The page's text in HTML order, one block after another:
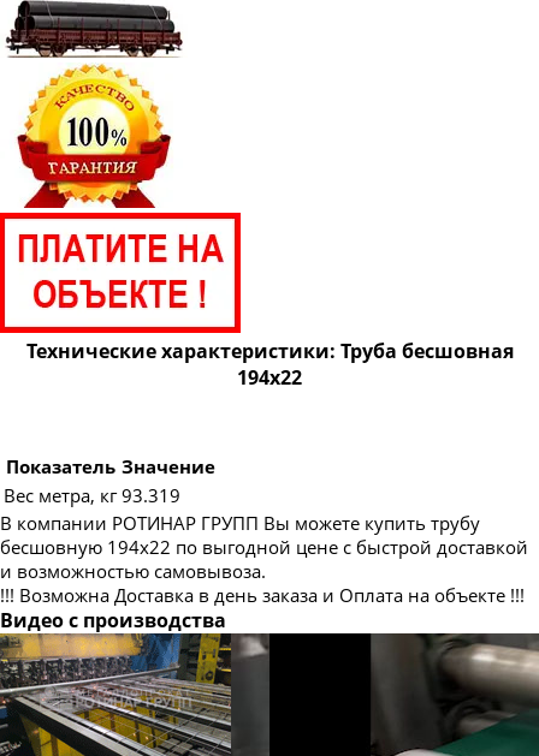
Труба бесшовная 63.5
Труба бесшовная 65
Труба бесшовная 68
Труба бесшовная 70
Труба бесшовная 73
Труба бесшовная 76
Труба бесшовная 83
Труба бесшовная 95
Труба бесшовная 102
Труба бесшовная 121
Труба бесшовная 127
Труба бесшовная 133
Труба бесшовная 140
Труба бесшовная 146
Труба бесшовная 152
Труба бесшовная 159
Труба бесшовная 168
Технические характеристики: Труба бесшовная
194х22
Показатель Значение
Вес метра, кг 93.319
В компании РОТИНАР ГРУПП Вы можете купить трубу
бесшовную 194х22 по выгодной цене с быстрой доставкой
и возможностью самовывоза.
!!! Возможна Доставка в день заказа и Оплата на объекте !!!
Видео с производства